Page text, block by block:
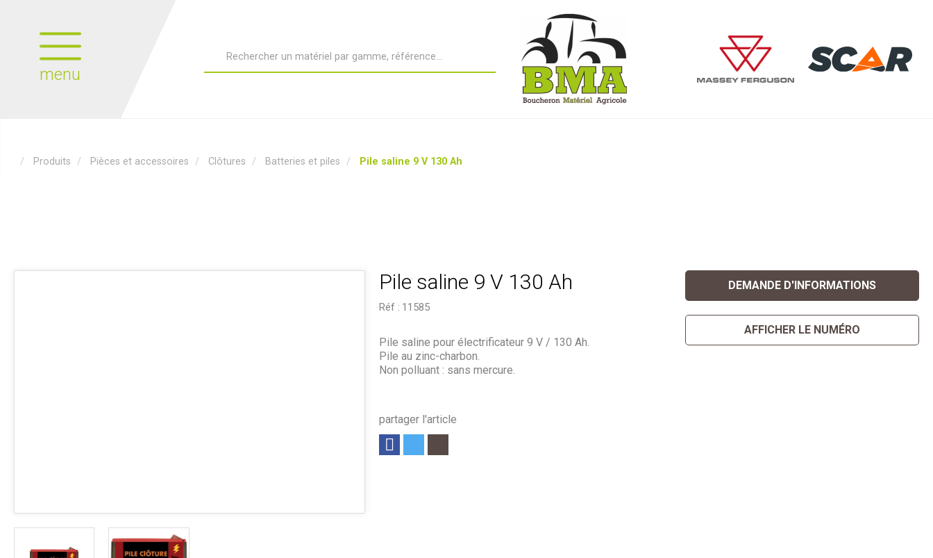
menu
Produits Pièces et accessoires Clôtures Batteries et piles Pile saline 9 V 130 Ah
Pile saline 9 V 130 Ah
Réf : 11585
partager l'article
Pile saline pour électrificateur 9 V / 130 Ah.
Pile au zinc-charbon.
Non polluant : sans mercure.
DEMANDE D'INFORMATIONS
AFFICHER LE NUMÉRO